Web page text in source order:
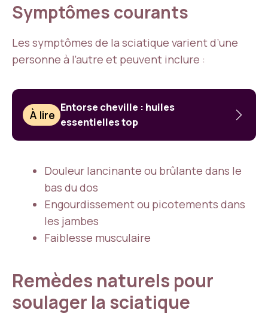
Symptômes courants
Les symptômes de la sciatique varient d’une
personne à l’autre et peuvent inclure :
À lire
Entorse cheville : huiles
essentielles top
Douleur lancinante ou brûlante dans le
bas du dos
Engourdissement ou picotements dans
les jambes
Faiblesse musculaire
Remèdes naturels pour
soulager la sciatique